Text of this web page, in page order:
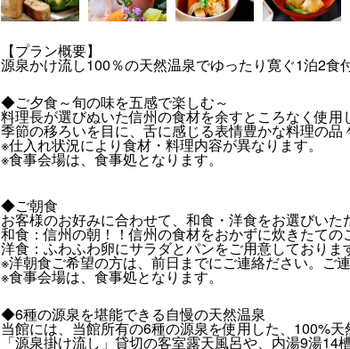
【プラン概要】
源泉かけ流し100％の天然温泉でゆったり寛ぐ1泊2食
◆ご夕食～旬の味を五感で楽しむ～
料理長が選びぬいた信州の食材を余すところなく使用
季節の移ろいを目に、舌に感じる表情豊かな料理の品
※仕入れ状況により食材・料理内容が異なります。
※食事会場は、食事処となります。
◆ご朝食
お客様のお好みに合わせて、和食・洋食をお選びいた
和食：信州の朝！！信州の食材をおかずに炊きたての
洋食：ふわふわ卵にサラダとパンをご用意しておりま
※洋朝食ご希望の方は、前日までにご連絡ださい。ご
※食事会場は、食事処となります。
◆6種の源泉を堪能できる自慢の天然温泉
当館には、当館所有の6種の源泉を使用した、100%天
「源泉掛け流し」貸切の客室露天風呂や、内湯9湯14